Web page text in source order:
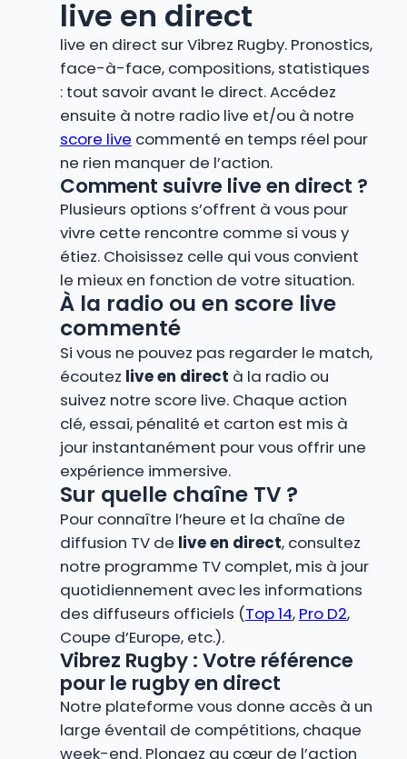
live en direct
live en direct sur Vibrez Rugby. Pronostics,
face-à-face, compositions, statistiques
: tout savoir avant le direct. Accédez
ensuite à notre radio live et/ou à notre
score live commenté en temps réel pour
ne rien manquer de l’action.
Comment suivre live en direct ?
Plusieurs options s’offrent à vous pour
vivre cette rencontre comme si vous y
étiez. Choisissez celle qui vous convient
le mieux en fonction de votre situation.
À la radio ou en score live
commenté
Si vous ne pouvez pas regarder le match,
écoutez live en direct à la radio ou
suivez notre score live. Chaque action
clé, essai, pénalité et carton est mis à
jour instantanément pour vous offrir une
expérience immersive.
Sur quelle chaîne TV ?
Pour connaître l’heure et la chaîne de
diffusion TV de live en direct, consultez
notre programme TV complet, mis à jour
quotidiennement avec les informations
des diffuseurs officiels (Top 14, Pro D2,
Coupe d’Europe, etc.).
Vibrez Rugby : Votre référence
pour le rugby en direct
Notre plateforme vous donne accès à un
large éventail de compétitions, chaque
week-end. Plongez au cœur de l’action